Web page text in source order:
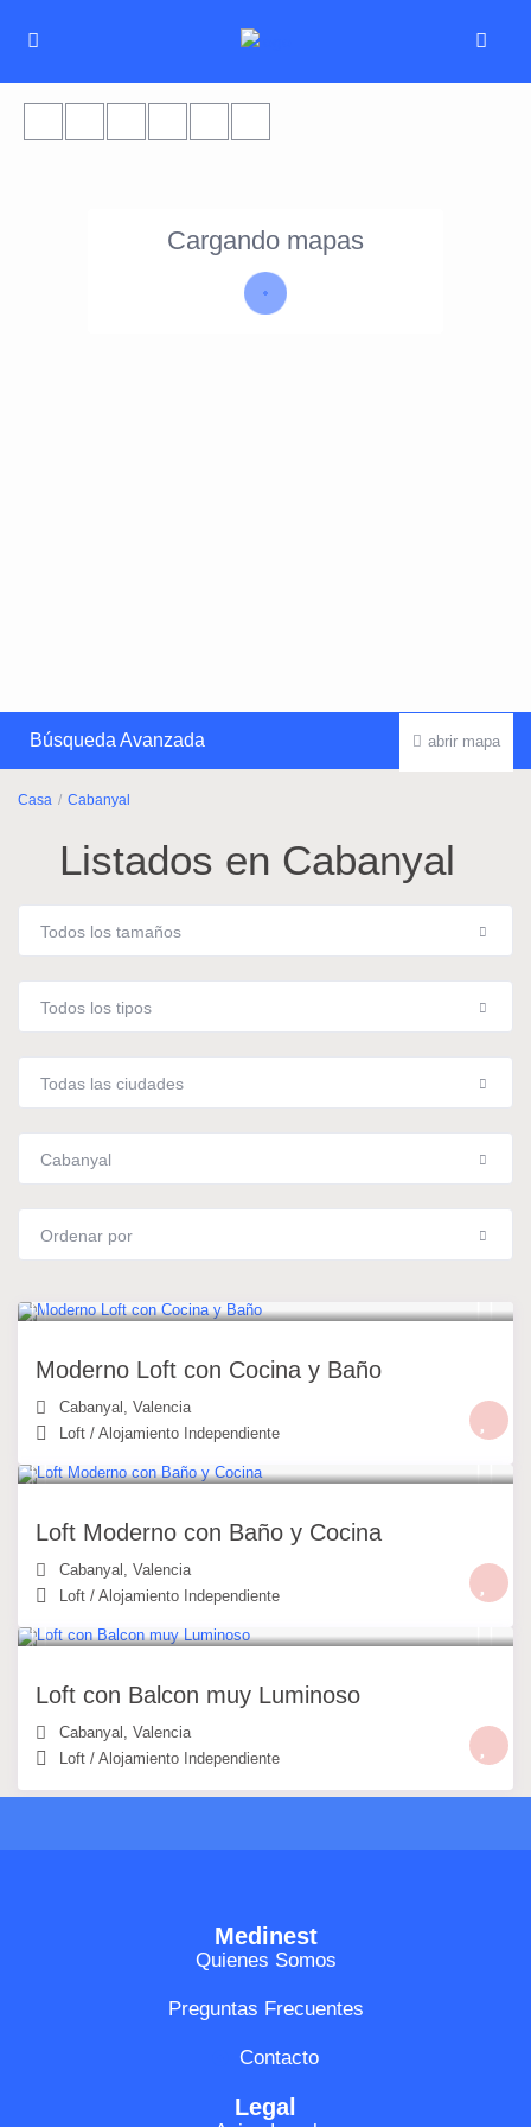
Cargando mapas
abrir mapa
Búsqueda Avanzada
Casa Cabanyal
Listados en Cabanyal
Todos los tamaños
Todos los tipos
Todas las ciudades
Cabanyal
Ordenar por
Moderno Loft con Cocina y Baño
Cabanyal ,Valencia
Loft /Alojamiento Independiente
Loft Moderno con Baño y Cocina
Cabanyal ,Valencia
Loft /Alojamiento Independiente
Loft con Balcon muy Luminoso
Cabanyal ,Valencia
Loft /Alojamiento Independiente
Medinest
Quienes Somos
Preguntas Frecuentes
Contacto
Legal